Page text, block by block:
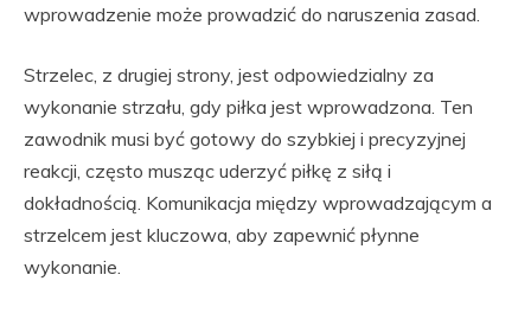
wprowadzenie może prowadzić do naruszenia zasad.
Strzelec, z drugiej strony, jest odpowiedzialny za
wykonanie strzału, gdy piłka jest wprowadzona. Ten
zawodnik musi być gotowy do szybkiej i precyzyjnej
reakcji, często musząc uderzyć piłkę z siłą i
dokładnością. Komunikacja między wprowadzającym a
strzelcem jest kluczowa, aby zapewnić płynne
wykonanie.